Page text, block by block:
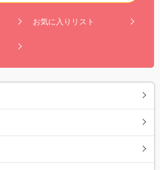
お気に入りリスト